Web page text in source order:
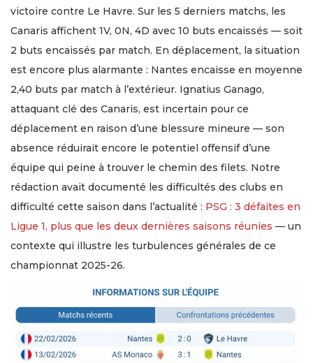
victoire contre Le Havre. Sur les 5 derniers matchs, les
Canaris affichent 1V, 0N, 4D avec 10 buts encaissés — soit
2 buts encaissés par match. En déplacement, la situation
est encore plus alarmante : Nantes encaisse en moyenne
2,40 buts par match à l’extérieur. Ignatius Ganago,
attaquant clé des Canaris, est incertain pour ce
déplacement en raison d’une blessure mineure — son
absence réduirait encore le potentiel offensif d’une
équipe qui peine à trouver le chemin des filets. Notre
rédaction avait documenté les difficultés des clubs en
difficulté cette saison dans l’actualité : PSG : 3 défaites en
Ligue 1, plus que les deux dernières saisons réunies — un
contexte qui illustre les turbulences générales de ce
championnat 2025-26.